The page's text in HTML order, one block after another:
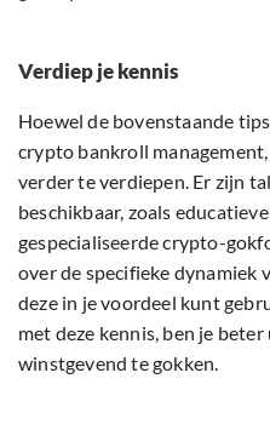
Verdiep je kennis
Hoewel de bovenstaande
crypto bankroll
verder te verdiepen. Er zijn
beschikbaar, zoals
gespecialiseerde crypto-
over de specifieke dynamiek
deze in je voordeel kunt
met deze kennis, ben je
winstgevend te gokken.